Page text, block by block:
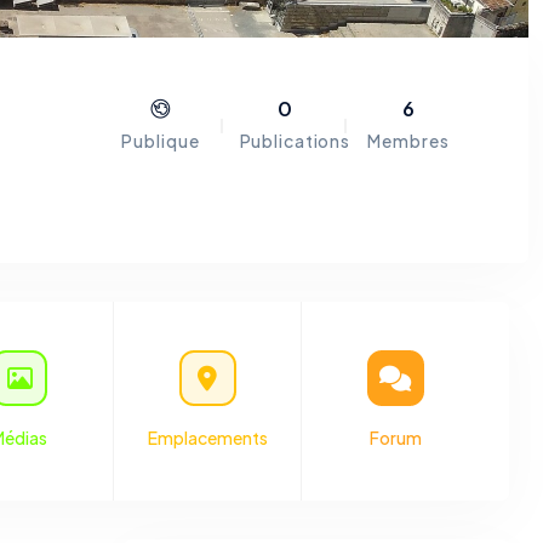
au
:
Publique
0
Publications
6
Membres
Emplacements Forum